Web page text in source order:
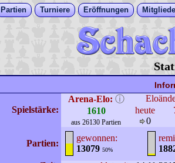
Partien Turniere Eröffnungen
Spielstärke:
Arena-Elo: ⓘ
1610
aus 26130 Partien
heute
0
Partien:
gewonnen:
13079 50%